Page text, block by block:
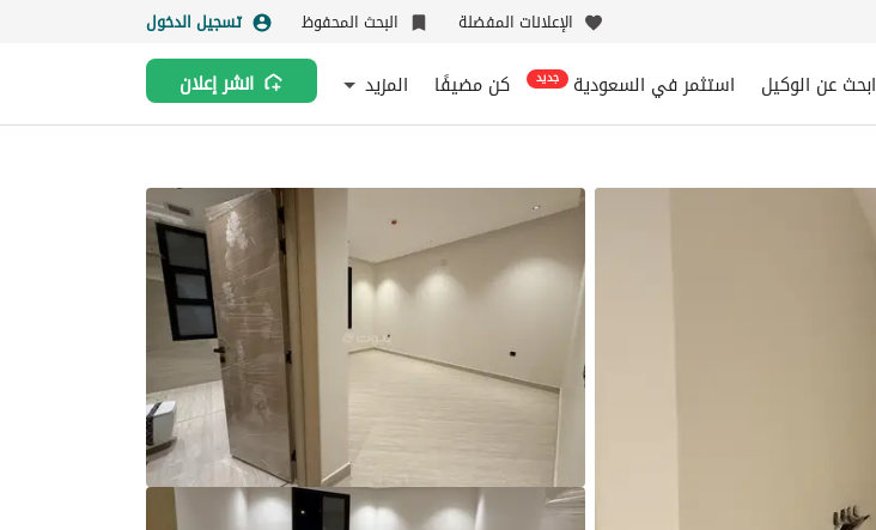
الإعلانات المفضلة البحث المحفوظ تسجيل الدخول
ابحث عن الوكيل استثمر في السعودية جديد كن مضيفًا المزيد انشر إعلان